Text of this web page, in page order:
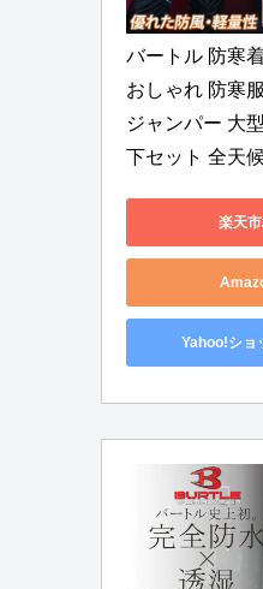
バートル 防寒
おしゃれ 防寒
ジャンパー 大
下セット 全天
楽天
Yahoo!ショ